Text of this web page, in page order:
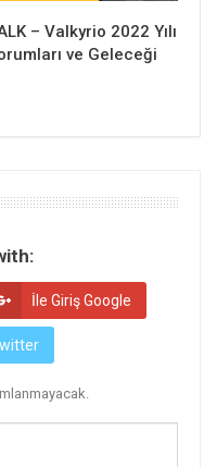
– Valkyrio 2022 Yılı
ve Geleceği
İle Giriş Google